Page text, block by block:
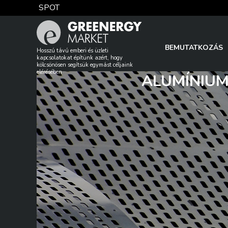
to
SPOT
TTF DA
EUA
DAX index
EUR árfolyam
Hosszú távú emberi és üzleti
kapcsolatokat építünk azért, hogy
kölcsönösen segítsük egymást céljaink
elérésében
BEMUTATKOZÁS